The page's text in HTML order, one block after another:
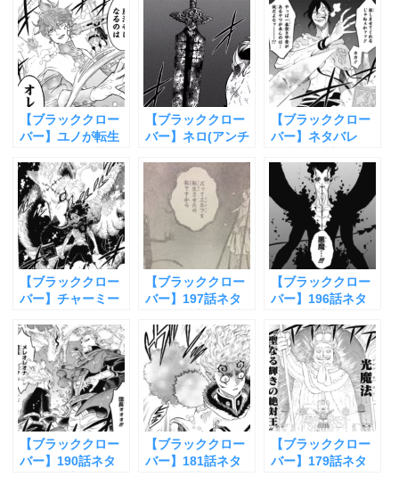
た
まとめ！
デルや声優をまと
めてみた！
【ブラッククロー
バー】ユノが転生
しないのか？
【ブラッククロー
バー】ネロ(アンチ
声優の情報も！
【ブラッククロー
バー】ネタバレ
ャックザ・リッパ
ーの戦い
【ブラッククロー
バー】チャーミー
だと判明！
【ブラッククロー
バー】197話ネタ
の言霊魔法がヤバ
すぎる
【ブラッククロー
バー】196話ネタ
葉に棲む悪魔の復
活
【ブラッククロー
バー】190話ネタ
【ブラッククロー
バー】181話ネタ
【ブラッククロー
バー】179話ネタ